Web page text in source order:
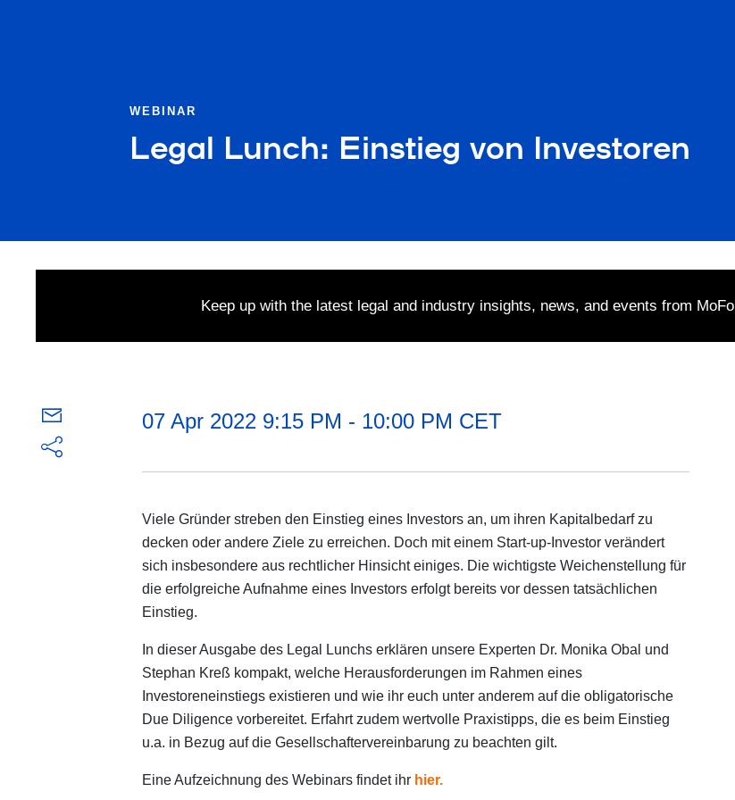
WEBINAR
Legal Lunch: Einstieg von Investoren
Keep up with the latest legal and industry insights, news, and events from MoFo
07 Apr 2022 9:15 PM - 10:00 PM CET
Viele Gründer streben den Einstieg eines Investors an, um ihren Kapitalbedarf zu
decken oder andere Ziele zu erreichen. Doch mit einem Start-up-Investor verändert
sich insbesondere aus rechtlicher Hinsicht einiges. Die wichtigste Weichenstellung für
die erfolgreiche Aufnahme eines Investors erfolgt bereits vor dessen tatsächlichen
Einstieg.
In dieser Ausgabe des Legal Lunchs erklären unsere Experten Dr. Monika Obal und
Stephan Kreß kompakt, welche Herausforderungen im Rahmen eines
Investoreneinstiegs existieren und wie ihr euch unter anderem auf die obligatorische
Due Diligence vorbereitet. Erfahrt zudem wertvolle Praxistipps, die es beim Einstieg
u.a. in Bezug auf die Gesellschaftervereinbarung zu beachten gilt.
Eine Aufzeichnung des Webinars findet ihr hier.